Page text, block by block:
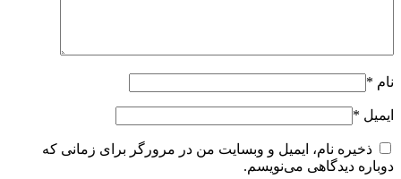
نام *
ایمیل *
ذخیره نام، ایمیل و وبسایت من در مرورگر برای زمانی که
دوباره دیدگاهی می‌نویسم.